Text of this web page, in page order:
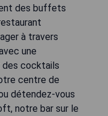
des buffets
à travers
une
cocktails
centre de
détendez-vous
notre bar sur le